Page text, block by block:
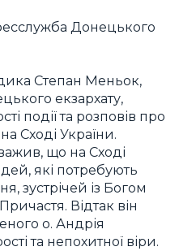
Донецького
Степан Меньок,
екзархату,
події та розповів про
Сході України.
що на Сході
які потребують
зустрічей із Богом
Відтак він
о. Андрія
та непохитної віри.